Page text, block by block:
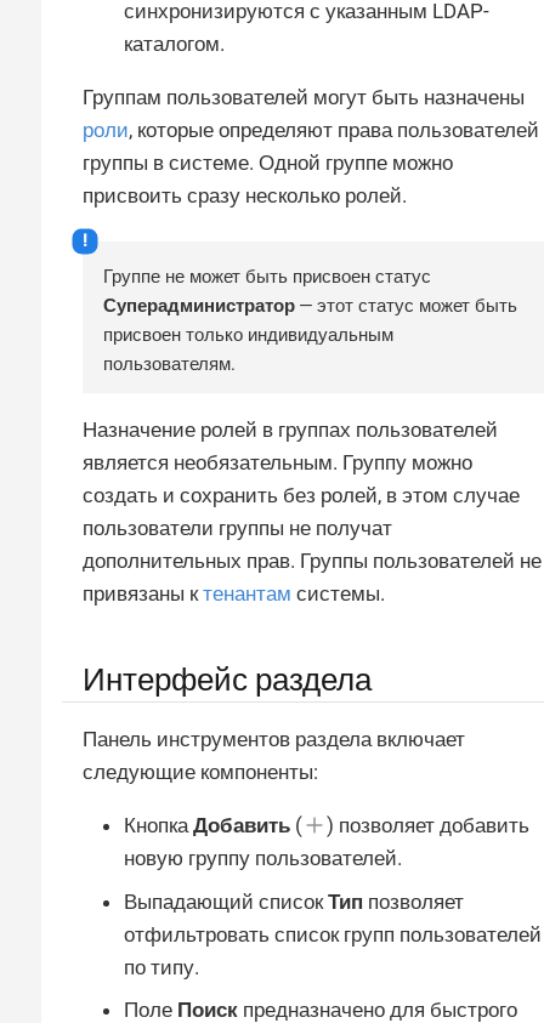
синхронизируются с указанным LDAP-
каталогом.
Группам пользователей могут быть назначены
роли, которые определяют права пользователей
группы в системе. Одной группе можно
присвоить сразу несколько ролей.
Группе не может быть присвоен статус
Суперадминистратор — этот статус может быть
присвоен только индивидуальным
пользователям.
Назначение ролей в группах пользователей
является необязательным. Группу можно
создать и сохранить без ролей, в этом случае
пользователи группы не получат
дополнительных прав. Группы пользователей не
привязаны ктенантам системы.
Интерфейс раздела
Панель инструментов раздела включает
следующие компоненты:
КнопкаДобавить (
) позволяет добавить
новую группу пользователей.
Выпадающий списокТип позволяет
отфильтровать список групп пользователей
по типу.
Поле Поиск предназначено для быстрого